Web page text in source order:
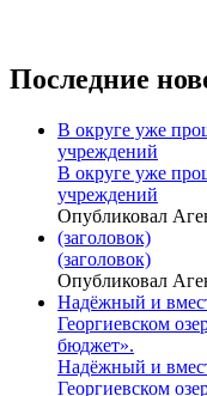
Последние
В округе уже
учреждений
В округе уже
учреждений
Опубликовал
(заголовок)
(заголовок)
Опубликовал
Надёжный и
Георгиевском
бюджет».
Надёжный и
Георгиевском